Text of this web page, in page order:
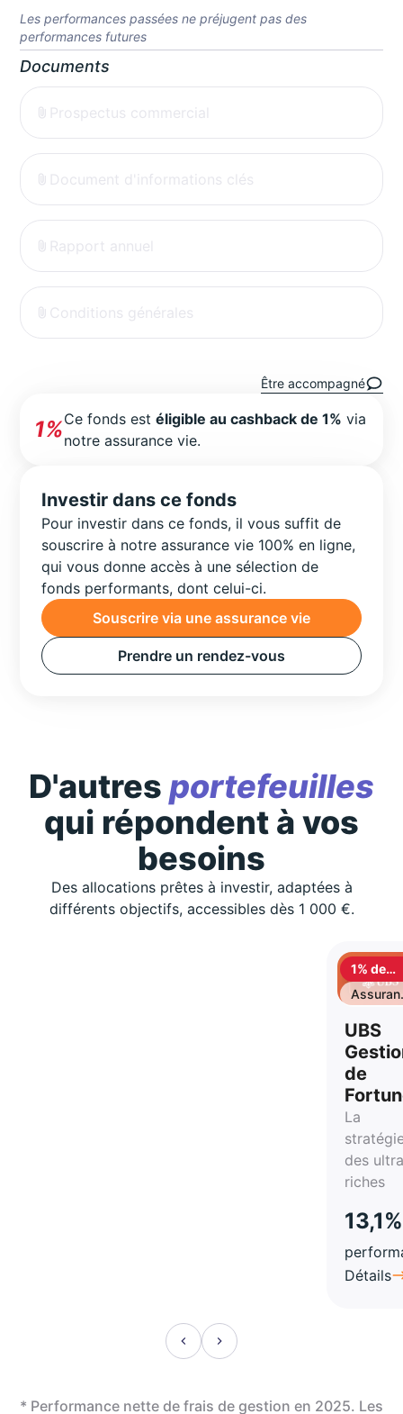
Les performances passées ne préjugent pas des
performances futures
Documents
Prospectus commercial
Document d'informations clés
Rapport annuel
Conditions générales
Être accompagné
1%Ce fonds estéligible au cashback de 1% via
notre assurance vie.
Investir dans ce fonds
Pour investir dans ce fonds, il vous suffit de
souscrire à notre assurance vie 100% en ligne,
qui vous donne accès à une sélection de
fonds performants, dont celui-ci.
Souscrire via une assurance vie
Prendre un rendez-vous
D'autres portefeuilles
qui répondent à vos
besoins
Des allocations prêtes à investir, adaptées à
différents objectifs, accessibles dès 1 000 €.
1% de
UBS
de
La
des
riches
13,1%
Détails
* Performance nette de frais de gestion en 2025. Les